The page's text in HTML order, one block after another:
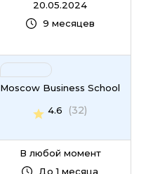
20.05.2024
9 месяцев
Moscow Business School
4.6
(32)
В любой момент
До 1 месяца